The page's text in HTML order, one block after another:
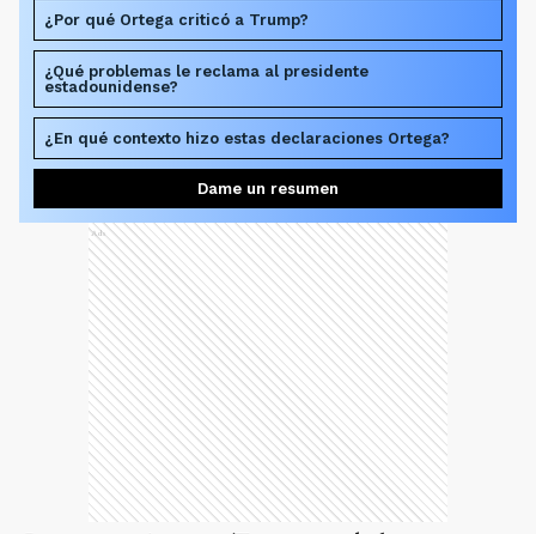
¿Por qué Ortega criticó a Trump?
¿Qué problemas le reclama al presidente
estadounidense?
¿En qué contexto hizo estas declaraciones Ortega?
Dame un resumen
Ads